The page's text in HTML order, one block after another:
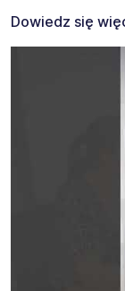
Dowiedz się